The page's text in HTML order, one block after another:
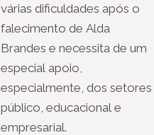
várias dificuldades após o
falecimento de Alda
Brandes e necessita de um
especial apoio,
especialmente, dos setores
público, educacional e
empresarial.